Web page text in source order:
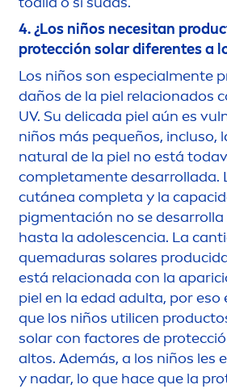
4. ¿Los niños necesitan
protección solar diferentes a
Los niños son especialmente
daños de la piel relacionados
UV. Su delicada piel aún es
niños más pequeños, incluso,
natural de la piel no está
completamente desarrollada.
cutánea completa y la
pigmentación no se
hasta la adolescencia. La
quemaduras solares
está relacionada con la
piel en la edad adulta, por
que los niños utilicen
solar con factores de
altos. Además, a los niños les
y nadar, lo que hace que la